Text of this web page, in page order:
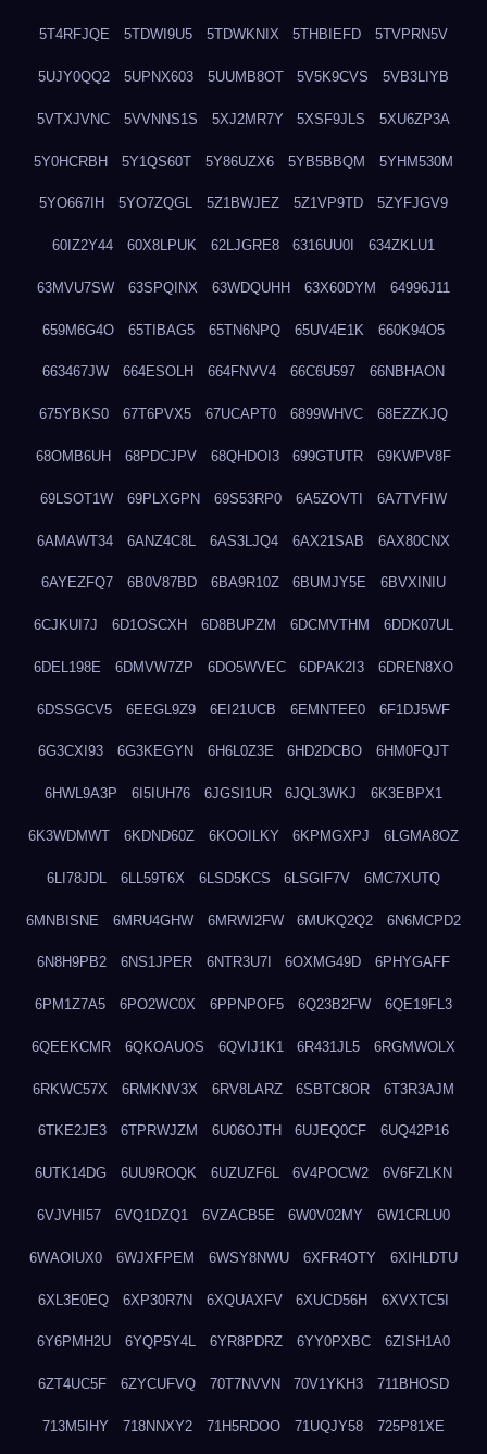
5T4RFJQE 5TDWI9U5 5TDWKNIX 5THBIEFD 5TVPRN5V
5UJY0QQ2 5UPNX603 5UUMB8OT 5V5K9CVS 5VB3LIYB
5VTXJVNC 5VVNNS1S 5XJ2MR7Y 5XSF9JLS 5XU6ZP3A
5Y0HCRBH 5Y1QS60T 5Y86UZX6 5YB5BBQM 5YHM530M
5YO667IH 5YO7ZQGL 5Z1BWJEZ 5Z1VP9TD 5ZYFJGV9
60IZ2Y44 60X8LPUK 62LJGRE8 6316UU0I 634ZKLU1
63MVU7SW 63SPQINX 63WDQUHH 63X60DYM 64996J11
659M6G4O 65TIBAG5 65TN6NPQ 65UV4E1K 660K94O5
663467JW 664ESOLH 664FNVV4 66C6U597 66NBHAON
675YBKS0 67T6PVX5 67UCAPT0 6899WHVC 68EZZKJQ
68OMB6UH 68PDCJPV 68QHDOI3 699GTUTR 69KWPV8F
69LSOT1W 69PLXGPN 69S53RP0 6A5ZOVTI 6A7TVFIW
6AMAWT34 6ANZ4C8L 6AS3LJQ4 6AX21SAB 6AX80CNX
6AYEZFQ7 6B0V87BD 6BA9R10Z 6BUMJY5E 6BVXINIU
6CJKUI7J 6D1OSCXH 6D8BUPZM 6DCMVTHM 6DDK07UL
6DEL198E 6DMVW7ZP 6DO5WVEC 6DPAK2I3 6DREN8XO
6DSSGCV5 6EEGL9Z9 6EI21UCB 6EMNTEE0 6F1DJ5WF
6G3CXI93 6G3KEGYN 6H6L0Z3E 6HD2DCBO 6HM0FQJT
6HWL9A3P 6I5IUH76 6JGSI1UR 6JQL3WKJ 6K3EBPX1
6K3WDMWT 6KDND60Z 6KOOILKY 6KPMGXPJ 6LGMA8OZ
6LI78JDL 6LL59T6X 6LSD5KCS 6LSGIF7V 6MC7XUTQ
6MNBISNE 6MRU4GHW 6MRWI2FW 6MUKQ2Q2 6N6MCPD2
6N8H9PB2 6NS1JPER 6NTR3U7I 6OXMG49D 6PHYGAFF
6PM1Z7A5 6PO2WC0X 6PPNPOF5 6Q23B2FW 6QE19FL3
6QEEKCMR 6QKOAUOS 6QVIJ1K1 6R431JL5 6RGMWOLX
6RKWC57X 6RMKNV3X 6RV8LARZ 6SBTC8OR 6T3R3AJM
6TKE2JE3 6TPRWJZM 6U06OJTH 6UJEQ0CF 6UQ42P16
6UTK14DG 6UU9ROQK 6UZUZF6L 6V4POCW2 6V6FZLKN
6VJVHI57 6VQ1DZQ1 6VZACB5E 6W0V02MY 6W1CRLU0
6WAOIUX0 6WJXFPEM 6WSY8NWU 6XFR4OTY 6XIHLDTU
6XL3E0EQ 6XP30R7N 6XQUAXFV 6XUCD56H 6XVXTC5I
6Y6PMH2U 6YQP5Y4L 6YR8PDRZ 6YY0PXBC 6ZISH1A0
6ZT4UC5F 6ZYCUFVQ 70T7NVVN 70V1YKH3 711BHOSD
713M5IHY 718NNXY2 71H5RDOO 71UQJY58 725P81XE